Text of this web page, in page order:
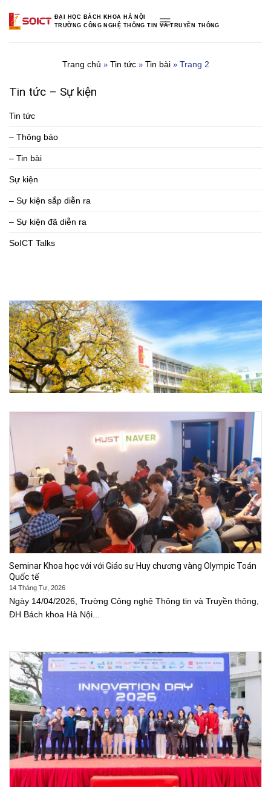
content
ĐẠI HỌC BÁCH KHOA HÀ NỘI
TRƯỜNG CÔNG NGHỆ THÔNG TIN VÀ TRUYỀN THÔNG
Trang chủ » Tin tức» Tin bài» Trang 2
Tin tức – Sự kiện
Tin tức
– Thông báo
– Tin bài
Sự kiện
– Sự kiện sắp diễn ra
– Sự kiện đã diễn ra
SoICT Talks
Seminar Khoa học với với Giáo sư Huy chương vàng Olympic Toán
Quốc tế
14 Tháng Tư, 2026
Ngày 14/04/2026, Trường Công nghệ Thông tin và Truyền thông,
ĐH Bách khoa Hà Nội...